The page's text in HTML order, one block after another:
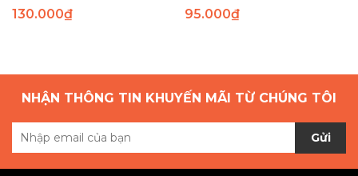
130.000₫ 95.000₫
NHẬN THÔNG TIN KHUYẾN MÃI TỪ CHÚNG TÔI
Gửi